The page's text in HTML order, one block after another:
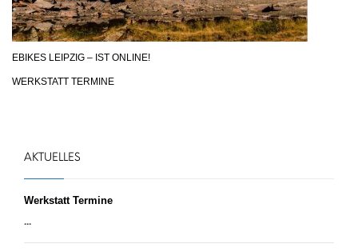
EBIKES LEIPZIG – IST ONLINE!
WERKSTATT TERMINE
AKTUELLES
Werkstatt Termine
...